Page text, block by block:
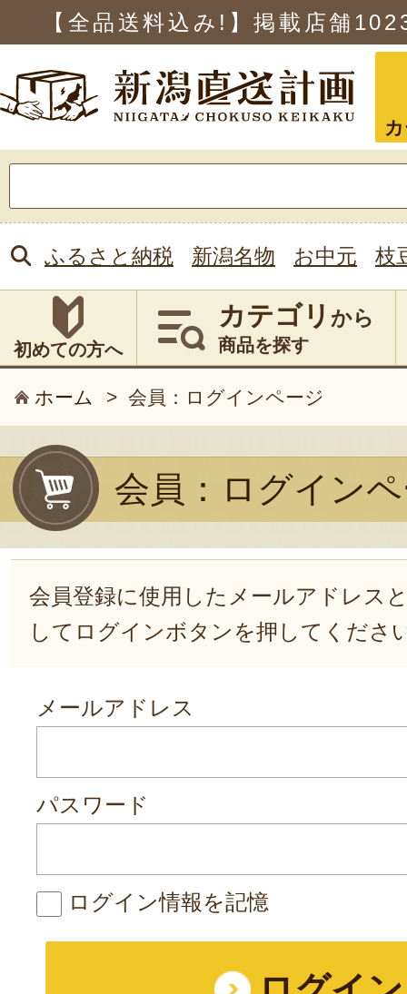
【全品送料込み!】掲載店舗
索:
ふるさと納税 新潟名物 お中元 枝
初めての方へ
カテゴリ から
商品を探す
ホーム > 会員：ログインページ
会員：ログイン
会員登録に使用したメールアドレス
してログインボタンを押してくださ
メールアドレス
パスワード
ログイン情報を記憶